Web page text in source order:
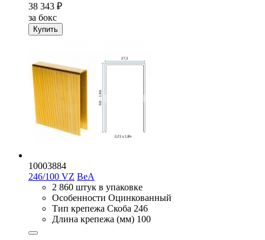
38 343 ₽
за бокс
Купить
10003884
246/100 VZ BeA
2 860 штук в упаковке
Особенности Оцинкованный
Тип крепежа Скоба 246
Длина крепежа (мм) 100